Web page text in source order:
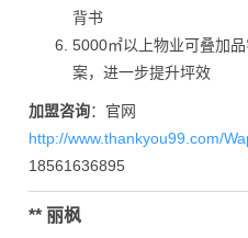
背书
5000㎡以上物业可叠加
案，进一步提升坪效
加盟咨询：官网
http://www.thankyou99.com/
18561636895
** 丽枫